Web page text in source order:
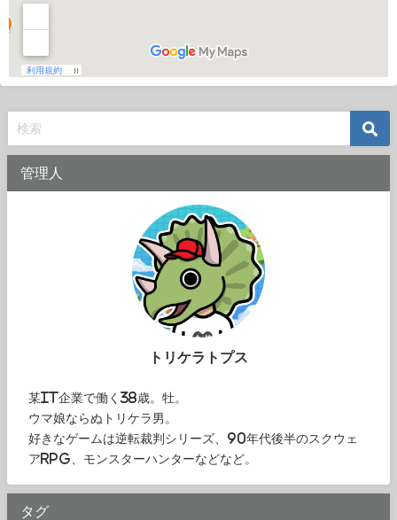
管理人
トリケラトプス
某IT企業で働く38歳。牡。
ウマ娘ならぬトリケラ男。
好きなゲームは逆転裁判シリーズ、90年代後半のスクウェ
アRPG、モンスターハンターなどなど。
タグ